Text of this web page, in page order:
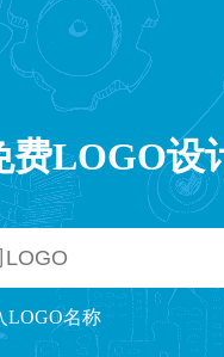
费LOGO设
LOGO名称